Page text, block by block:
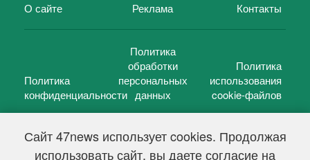
Сайт 47news использует cookies. Продолжая
использовать сайт, вы даете согласие на
О сайте Реклама Контакты
Политика
конфиденциальности
Политика
обработки
персональных
данных
Политика
использования
cookie-файлов